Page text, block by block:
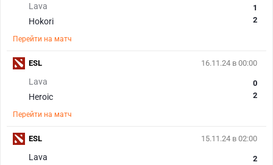
Lava
Hokori
1
2
Перейти на матч
16.11.24 в 00:00
Lava
Heroic
0
2
Перейти на матч
ESL
15.11.24 в 02:00
Lava
2
ESL